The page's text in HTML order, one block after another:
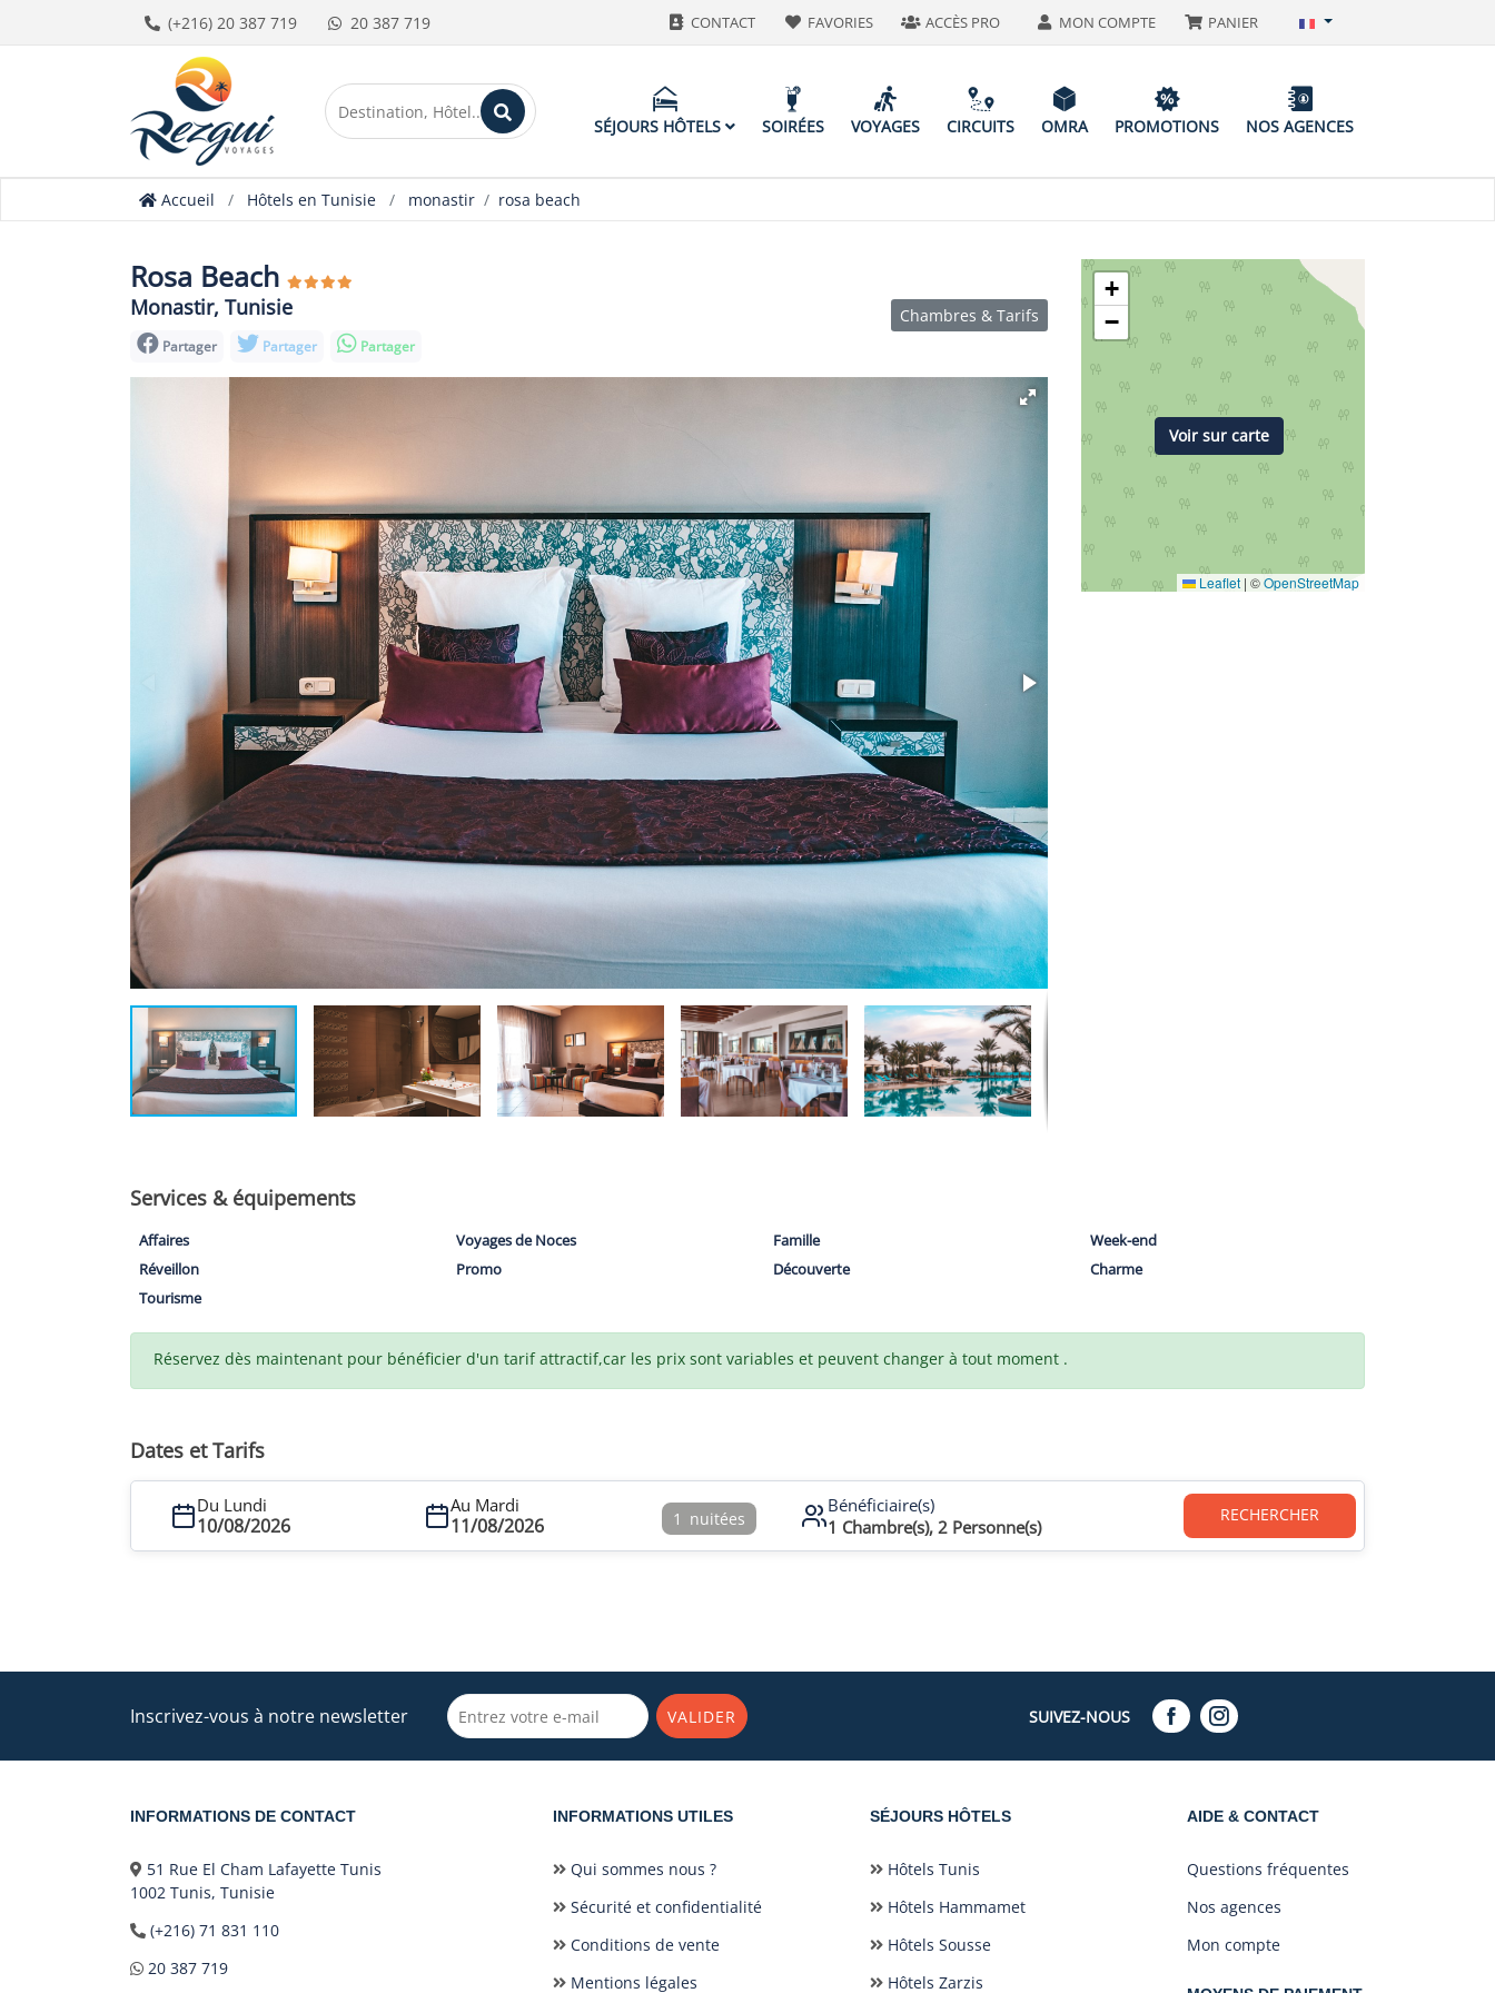
(+216) 20 387 719 20 387 719 CONTACT FAVORIES ACCÈS PRO MON COMPTE PANIER
SÉJOURS HÔTELS SOIRÉES VOYAGES CIRCUITS OMRA PROMOTIONS NOS AGENCES
Accueil Hôtels en Tunisie monastir rosa beach
Rosa Beach
Monastir, Tunisie
Partager Partager Partager
Chambres & Tarifs
+
−
Leaflet | ©OpenStreetMap
Voir sur carte
Services & équipements
Affaires Voyages de Noces Famille
Week-end
Réveillon
Promo Découverte
Charme
Tourisme
Réservez dès maintenant pour bénéficier d'un tarif attractif,car les prix sont variables et peuvent changer à tout moment .
Dates et Tarifs
Du Lundi
10/08/2026
Au Mardi
11/08/2026 1 nuitées
Bénéficiaire(s)
1 Chambre(s), 2 Personne(s)
RECHERCHER
Inscrivez-vous à notre newsletter VALIDER SUIVEZ-NOUS
INFORMATIONS DE CONTACT
51 Rue El Cham Lafayette Tunis
1002 Tunis, Tunisie
(+216) 71 831 110
20 387 719
INFORMATIONS UTILES
Qui sommes nous ?
Sécurité et confidentialité
Conditions de vente
Mentions légales
SÉJOURS HÔTELS
Hôtels Tunis
Hôtels Hammamet
Hôtels Sousse
Hôtels Zarzis
AIDE & CONTACT
Questions fréquentes
Nos agences
Mon compte